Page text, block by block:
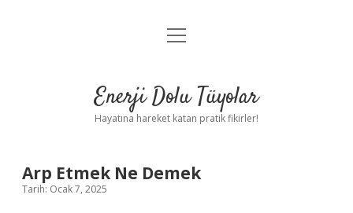
Anasayfa
Yasal Uyarı
menüyü
Enerji Dolu Tüyolar
Hayatına hareket katan pratik fikirler!
Arp Etmek Ne Demek
Tarih: Ocak 7, 2025